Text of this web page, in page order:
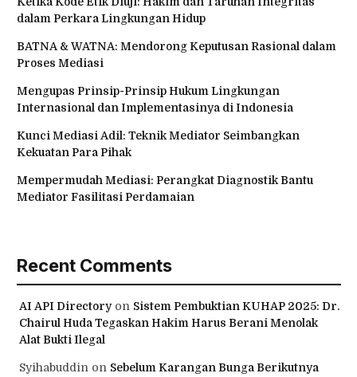
dalam Perkara Lingkungan Hidup
BATNA & WATNA: Mendorong Keputusan Rasional dalam
Proses Mediasi
Mengupas Prinsip-Prinsip Hukum Lingkungan
Internasional dan Implementasinya di Indonesia
Kunci Mediasi Adil: Teknik Mediator Seimbangkan
Kekuatan Para Pihak
Mempermudah Mediasi: Perangkat Diagnostik Bantu
Mediator Fasilitasi Perdamaian
Recent Comments
AI API Directoryon Sistem Pembuktian KUHAP 2025: Dr.
Chairul Huda Tegaskan Hakim Harus Berani Menolak
Alat Bukti Ilegal
Syihabuddin on Sebelum Karangan Bunga Berikutnya